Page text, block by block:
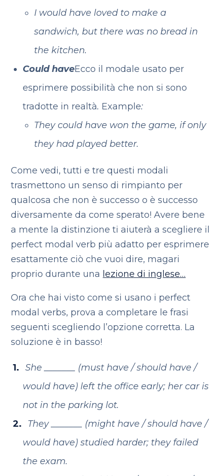
I would have loved to make a
sandwich, but there was no bread in
the kitchen.
Could haveEcco il modale usato per
esprimere possibilità che non si sono
tradotte in realtà. Example:
They could have won the game, if only
they had played better.
Come vedi, tutti e tre questi modali
trasmettono un senso di rimpianto per
qualcosa che non è successo o è successo
diversamente da come sperato! Avere bene
a mente la distinzione ti aiuterà a scegliere il
perfect modal verb più adatto per esprimere
esattamente ciò che vuoi dire, magari
proprio durante una lezione di inglese…
Ora che hai visto come si usano i perfect
modal verbs, prova a completare le frasi
seguenti scegliendo l’opzione corretta. La
soluzione è in basso!
She _______ (must have / should have /
would have) left the office early; her car is
not in the parking lot.
They _______ (might have / should have /
would have) studied harder; they failed
the exam.